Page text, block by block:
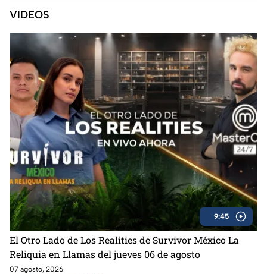
VIDEOS
9:45
El Otro Lado de Los Realities de Survivor México La
Reliquia en Llamas del jueves 06 de agosto
07 agosto, 2026